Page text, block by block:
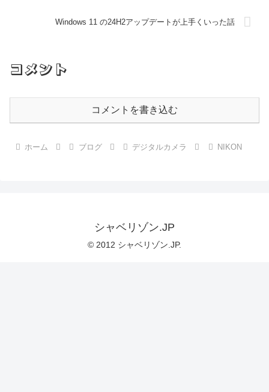
Windows 11 の24H2アップデートが上手くいった話
コメント
コメントを書き込む
ホーム ブログ デジタルカメラ NIKON
シャベリゾン.JP
© 2012 シャベリゾン.JP.